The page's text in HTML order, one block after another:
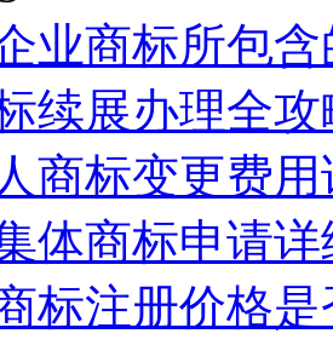
业商标所包
续展办理全攻
商标变更费用
体商标申请
标注册价格